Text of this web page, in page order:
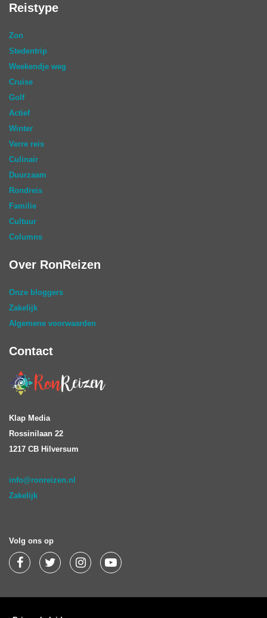
Reistype
Zon
Stedentrip
Weekendje weg
Cruise
Golf
Actief
Winter
Verre reis
Culinair
Duurzaam
Rondreis
Familie
Cultuur
Columns
Over RonReizen
Onze bloggers
Zakelijk
Algemene voorwaarden
Contact
Klap Media
Rossinilaan 22
1217 CB Hilversum
info@ronreizen.nl
Zakelijk
Volg ons op